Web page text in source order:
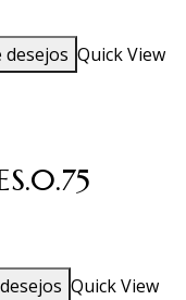
desejos Quick View
Quick View